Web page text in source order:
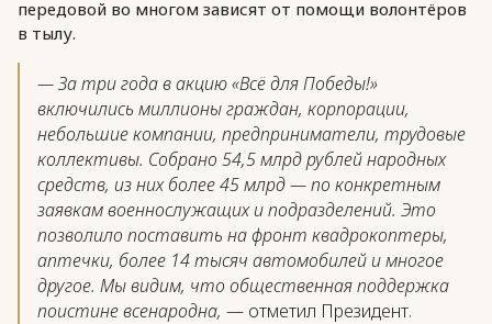
передовой во многом зависят от помощи волонтёров
в тылу.
— За три года в акцию «Всё для Победы!»
включились миллионы граждан, корпорации,
небольшие компании, предприниматели, трудовые
коллективы. Собрано 54,5 млрд рублей народных
средств, из них более 45 млрд — по конкретным
заявкам военнослужащих и подразделений. Это
позволило поставить на фронт квадрокоптеры,
аптечки, более 14 тысяч автомобилей и многое
другое. Мы видим, что общественная поддержка
поистине всенародна, — отметил Президент.